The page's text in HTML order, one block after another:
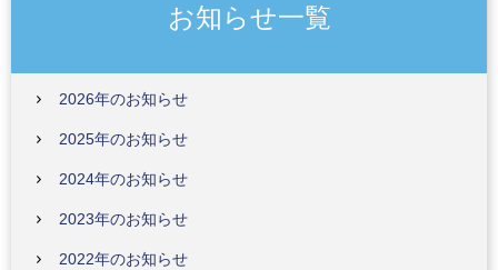
お知らせ一覧
2026年のお知らせ
2025年のお知らせ
2024年のお知らせ
2023年のお知らせ
2022年のお知らせ